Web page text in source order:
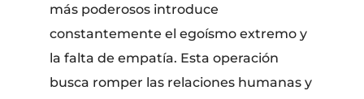
más poderosos introduce
constantemente el egoísmo extremo y
la falta de empatía. Esta operación
busca romper las relaciones humanas y